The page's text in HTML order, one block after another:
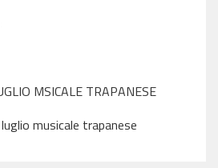
MSICALE TRAPANESE
musicale trapanese